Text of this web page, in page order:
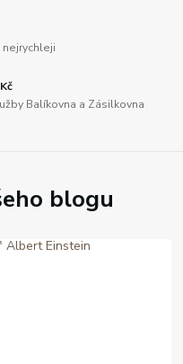
Balíkovna a Zásilkovna
blogu